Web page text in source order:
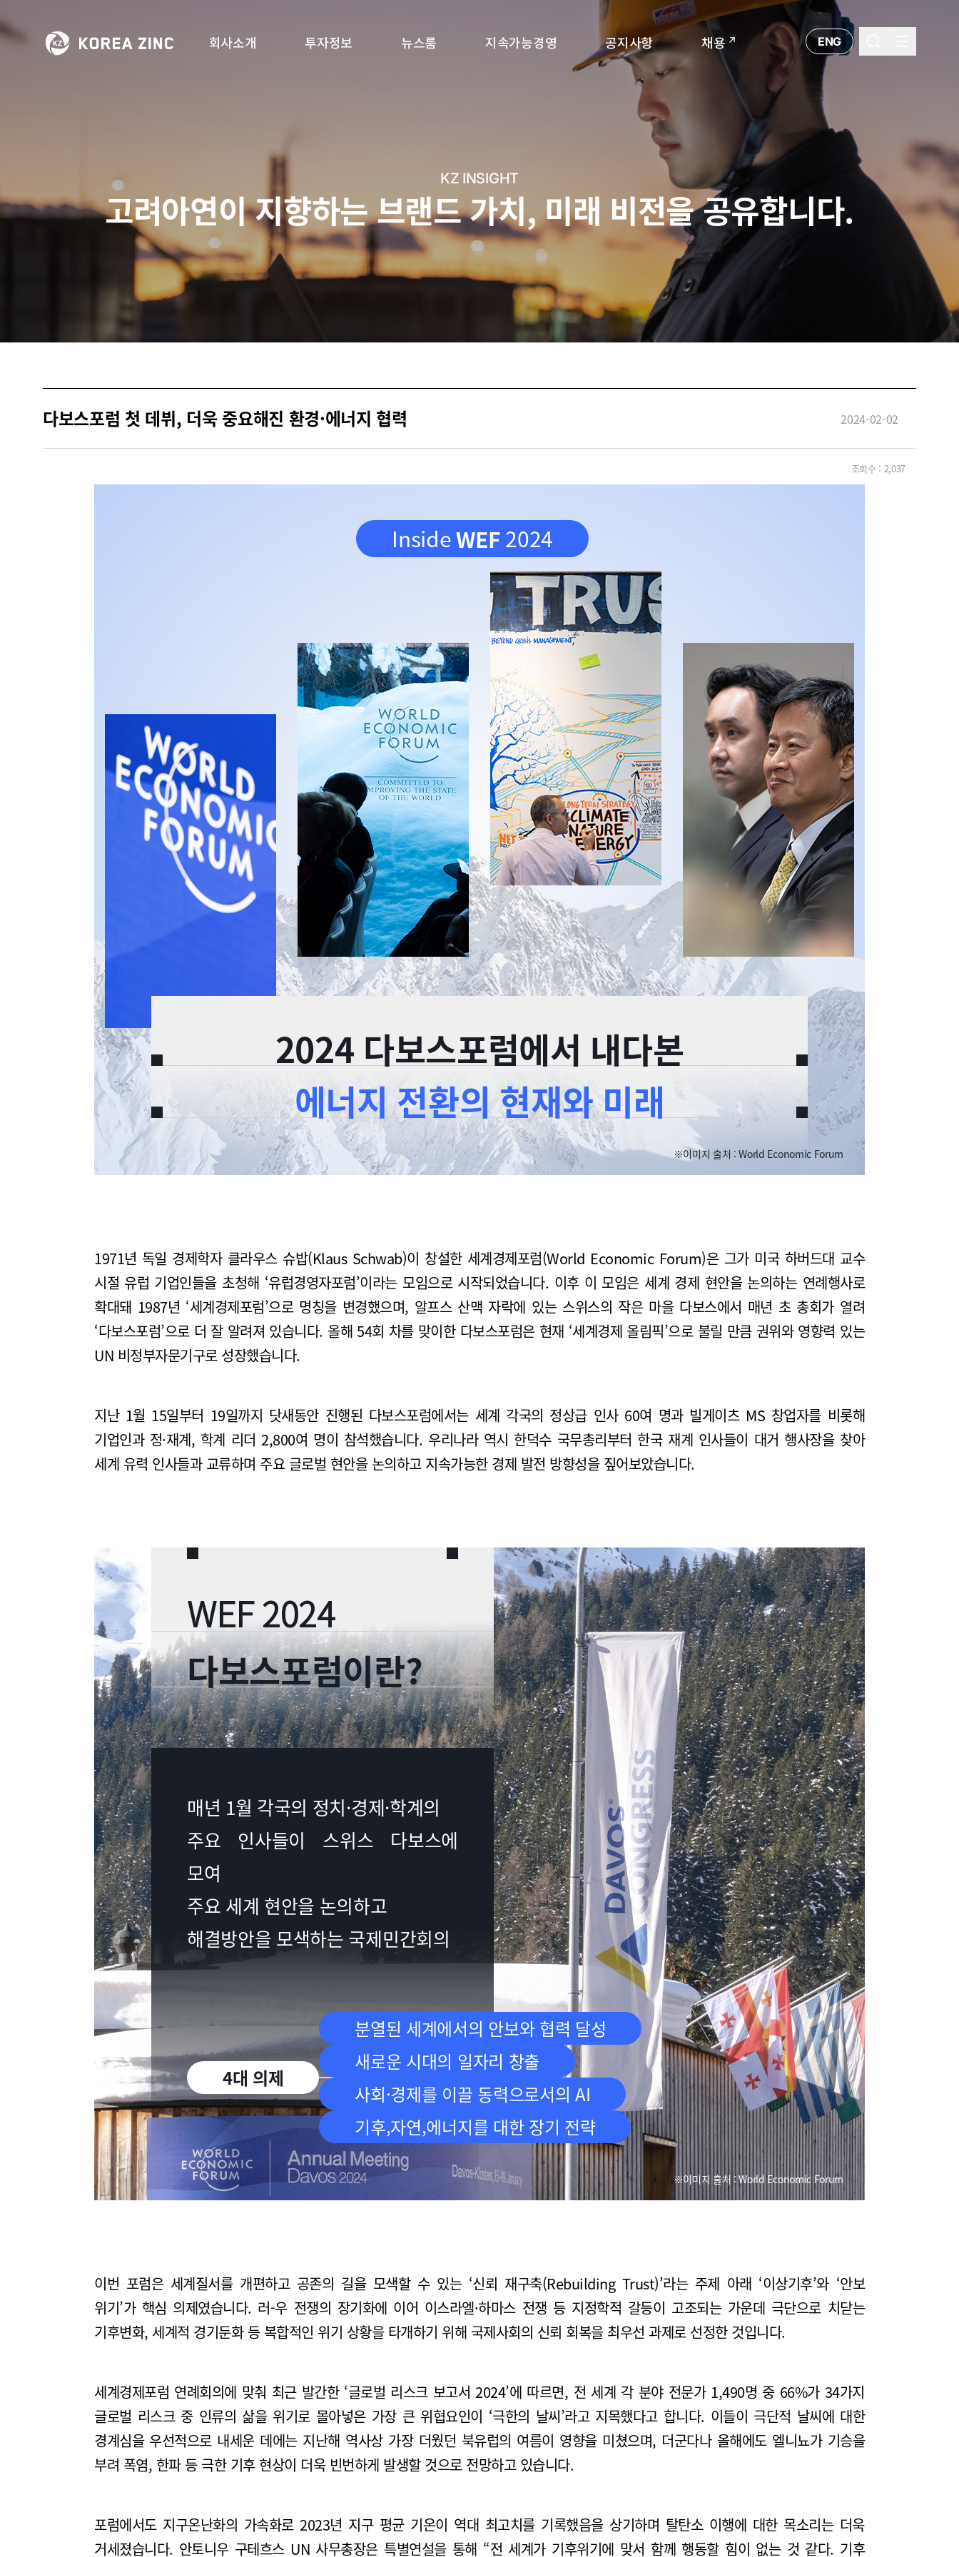
회사소개 투자정보 뉴스룸 지속가능경영 공지사항 채용 ENG
KZ INSIGHT
고려아연이 지향하는 브랜드 가치, 미래 비전을 공유합니다.
다보스포럼 첫 데뷔, 더욱 중요해진 환경·에너지 협력 2024-02-02
조회수 : 2,037
InsideWEF2024
2024 다보스포럼에서 내다본
에너지 전환의현재와 미래
※이미지 출처 : World Economic Forum
1971년 독일 경제학자 클라우스 슈밥(Klaus Schwab)이 창설한 세계경제포럼(World Economic Forum)은 그가 미국 하버드대 교수
시절 유럽 기업인들을 초청해 ‘유럽경영자포럼’이라는 모임으로 시작되었습니다. 이후 이 모임은 세계 경제 현안을 논의하는 연례행사로
확대돼 1987년 ‘세계경제포럼’으로 명칭을 변경했으며, 알프스 산맥 자락에 있는 스위스의 작은 마을 다보스에서 매년 초 총회가 열려
‘다보스포럼’으로 더 잘 알려져 있습니다. 올해 54회 차를 맞이한 다보스포럼은 현재 ‘세계경제 올림픽’으로 불릴 만큼 권위와 영향력 있는
UN 비정부자문기구로 성장했습니다.
지난 1월 15일부터 19일까지 닷새동안 진행된 다보스포럼에서는 세계 각국의 정상급 인사 60여 명과 빌게이츠 MS 창업자를 비롯해
기업인과 정·재계, 학계 리더 2,800여 명이 참석했습니다. 우리나라 역시 한덕수 국무총리부터 한국 재계 인사들이 대거 행사장을 찾아
세계 유력 인사들과 교류하며 주요 글로벌 현안을 논의하고 지속가능한 경제 발전 방향성을 짚어보았습니다.
WEF 2024
다보스포럼이란?
매년 1월 각국의 정치·경제·학계의
주요 인사들이 스위스 다보스에
모여
주요 세계 현안을 논의하고
해결방안을 모색하는 국제민간회의
4대 의제
분열된 세계에서의 안보와 협력 달성
새로운 시대의 일자리 창출
사회·경제를 이끌 동력으로서의 AI
기후,자연,에너지를 대한 장기 전략
※이미지 출처 : World Economic Forum
이번 포럼은 세계질서를 개편하고 공존의 길을 모색할 수 있는 ‘신뢰 재구축(Rebuilding Trust)’라는 주제 아래 ‘이상기후’와 ‘안보
위기’가 핵심 의제였습니다. 러-우 전쟁의 장기화에 이어 이스라엘·하마스 전쟁 등 지정학적 갈등이 고조되는 가운데 극단으로 치닫는
기후변화, 세계적 경기둔화 등 복합적인 위기 상황을 타개하기 위해 국제사회의 신뢰 회복을 최우선 과제로 선정한 것입니다.
세계경제포럼 연례회의에 맞춰 최근 발간한 ‘글로벌 리스크 보고서 2024’에 따르면, 전 세계 각 분야 전문가 1,490명 중 66%가 34가지
글로벌 리스크 중 인류의 삶을 위기로 몰아넣은 가장 큰 위협요인이 ‘극한의 날씨’라고 지목했다고 합니다. 이들이 극단적 날씨에 대한
경계심을 우선적으로 내세운 데에는 지난해 역사상 가장 더웠던 북유럽의 여름이 영향을 미쳤으며, 더군다나 올해에도 엘니뇨가 기승을
부려 폭염, 한파 등 극한 기후 현상이 더욱 빈번하게 발생할 것으로 전망하고 있습니다.
포럼에서도 지구온난화의 가속화로 2023년 지구 평균 기온이 역대 최고치를 기록했음을 상기하며 탈탄소 이행에 대한 목소리는 더욱
거세졌습니다. 안토니우 구테흐스 UN 사무총장은 특별연설을 통해 “전 세계가 기후위기에 맞서 함께 행동할 힘이 없는 것 같다. 기후